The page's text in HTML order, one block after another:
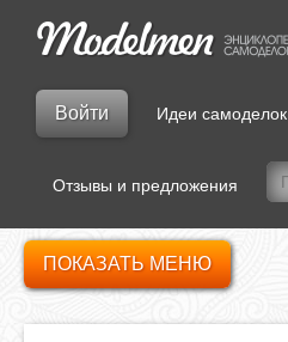
Войти Идеи самоделок
Отзывы и предложения
ПОКАЗАТЬ МЕНЮ